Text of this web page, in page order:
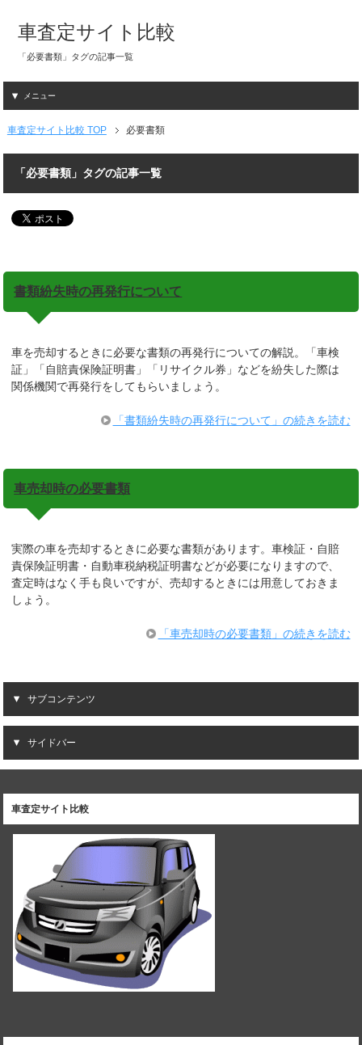
車査定サイト比較
「必要書類」タグの記事一覧
メニュー
車査定サイト比較 TOP 必要書類
「必要書類」タグの記事一覧
書類紛失時の再発行について
車を売却するときに必要な書類の再発行についての解説。「車検
証」「自賠責保険証明書」「リサイクル券」などを紛失した際は
関係機関で再発行をしてもらいましょう。
「書類紛失時の再発行について」の続きを読む
車売却時の必要書類
実際の車を売却するときに必要な書類があります。車検証・自賠
責保険証明書・自動車税納税証明書などが必要になりますので、
査定時はなく手も良いですが、売却するときには用意しておきま
しょう。
「車売却時の必要書類」の続きを読む
サブコンテンツ
サイドバー
車査定サイト比較